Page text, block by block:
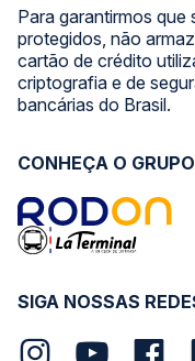
Para garantirmos que
protegidos, não
cartão de crédito
criptografia e de
bancárias do Brasil.
SIGA NOSSAS
CONHEÇA O